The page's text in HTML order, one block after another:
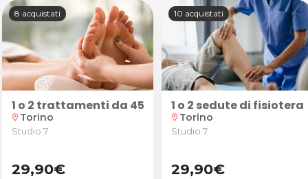
2 persone presso Associazione Gayatri
da 45 minuti
8 acquistati
1 o 2 trattamenti da 45 minuti a scelta tra
location_on Torino
Studio 7
29,90€
10 acquistati
1 o 2 sedute di
location_on Torino
Studio 7
29,90€